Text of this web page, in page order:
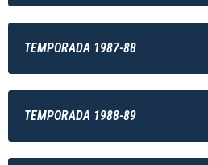
TEMPORADA 1987-88
TEMPORADA 1988-89